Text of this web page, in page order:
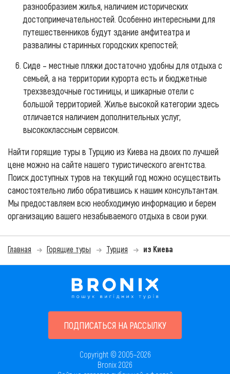
разнообразием жилья, наличием исторических
достопримечательностей. Особенно интересными для
путешественников будут здание амфитеатра и
развалины старинных городских крепостей;
Сиде – местные пляжи достаточно удобны для отдыха с
семьей, а на территории курорта есть и бюджетные
трехзвездочные гостиницы, и шикарные отели с
большой территорией. Жилье высокой категории здесь
отличается наличием дополнительных услуг,
высококлассным сервисом.
Найти горящие туры в Турцию из Киева на двоих по лучшей
цене можно на сайте нашего туристического агентства.
Поиск доступных туров на текущий год можно осуществить
самостоятельно либо обратившись к нашим консультантам.
Мы предоставляем всю необходимую информацию и берем
организацию вашего незабываемого отдыха в свои руки.
Главная Горящие туры Турция из Киева
ПОДПИСАТЬСЯ НА РАССЫЛКУ
Copyright © 2005–2026
Bronix 2026